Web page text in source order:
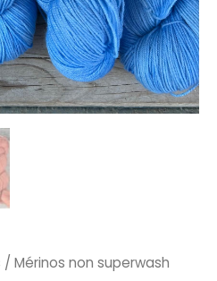
/ Mérinos non superwash